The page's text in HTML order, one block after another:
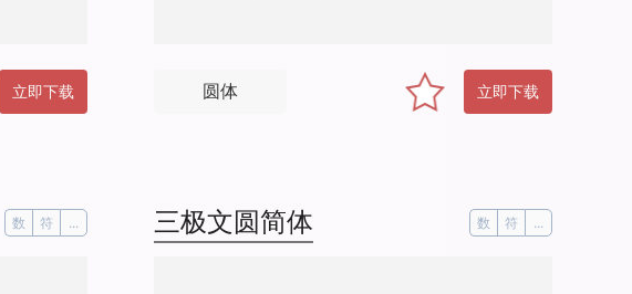
立即下载 圆体 立即下载
数 符 ... 三极文圆简体 数 符 ...